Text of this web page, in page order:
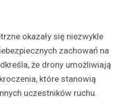
okazały się niezwykle
zachowań na
że drony umożliwiają
które stanowią
uczestników ruchu.